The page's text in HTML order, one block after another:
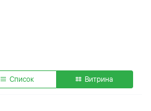
Список Витрина